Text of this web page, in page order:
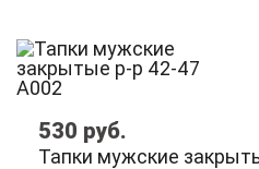
Тапки мужские
530 руб.